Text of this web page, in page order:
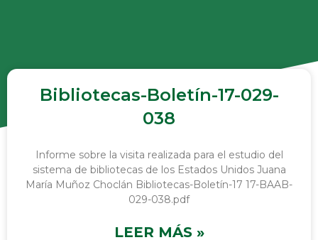
Bibliotecas-Boletín-17-029-
038
Informe sobre la visita realizada para el estudio del
sistema de bibliotecas de los Estados Unidos Juana
María Muñoz Choclán Bibliotecas-Boletín-17 17-BAAB-
029-038.pdf
LEER MÁS »